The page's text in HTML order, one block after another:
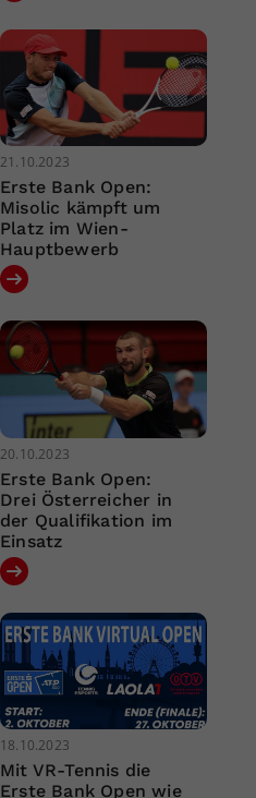
21.10.2023
Erste Bank Open:
Misolic kämpft um
Platz im Wien-
Hauptbewerb
20.10.2023
Erste Bank Open:
Drei Österreicher in
der Qualifikation im
Einsatz
18.10.2023
Mit VR-Tennis die
Erste Bank Open wie